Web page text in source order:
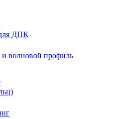
ДПК
волновой профиль